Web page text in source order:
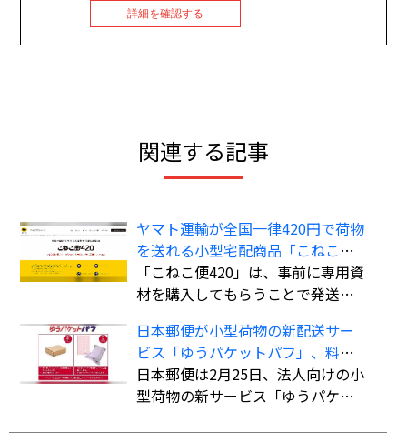
詳細を確認する
関連する記事
ヤマト運輸が全国一律420円で荷物
を送れる小型宅配商品「こねこ便
420」を全国展開
「こねこ便420」は、事前に専用資
材を購入してもらうことで発送時
全国一律420円で商品を配送する小
型宅配商品。法人、個人事業主の
ほか、個人も利用可能。
日本郵便が小型荷物の新配送サー
ビス「ゆうパケットパフ」、料金
は全国一律で「ゆうパック」より
も“お得”
日本郵便は2月25日、法人向けの小
型荷物の新サービス「ゆうパケッ